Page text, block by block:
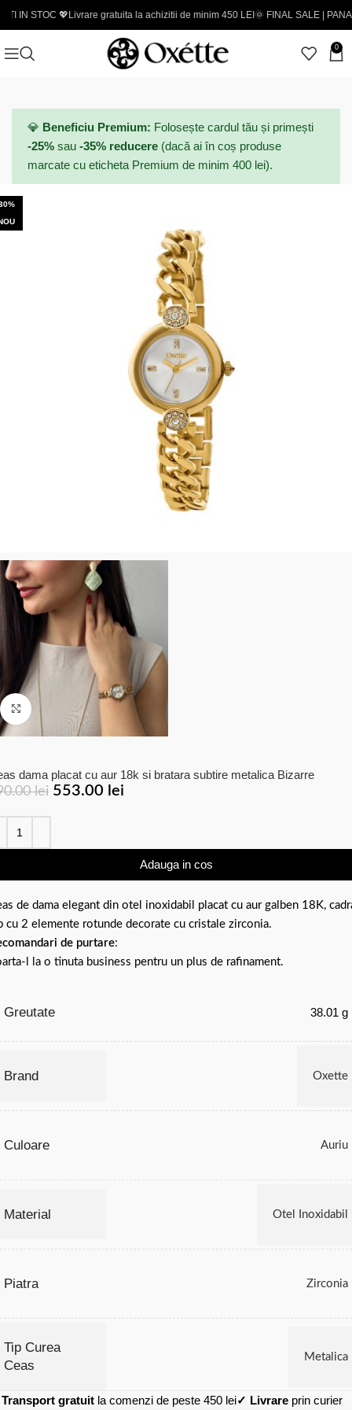
💖 Livrare gratuita la achizitii de minim 450 LEI🌞 FINAL SALE | PANA LA -
0
💎 Beneficiu Premium: Folosește cardul tău și primești
-25% sau -35% reducere (dacă ai în coș produse
marcate cu eticheta Premium de minim 400 lei).
Click to enlarge
dama placat cu aur 18k si bratara subtire metalica Bizarre
lei 553.00 lei
Adauga in cos
de dama elegant din otel inoxidabil placat cu aur galben 18K,
cu 2 elemente rotunde decorate cu cristale zirconia.
de purtare:
l la o tinuta business pentru un plus de rafinament.
Greutate 38.01 g
Brand Oxette
Culoare Auriu
Material Otel Inoxidabil
Piatra Zirconia
Tip Curea
Ceas
Metalica
Transport gratuit la comenzi de peste 450 lei✓ Livrare prin curier